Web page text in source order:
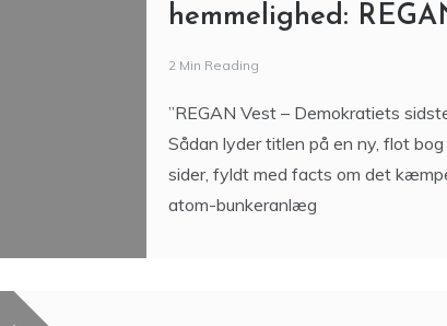
hemmelighed:
2 Min Reading
”REGAN Vest – Demokratiets
Sådan lyder titlen på en ny, flot
sider, fyldt med facts om det
atom-bunkeranlæg